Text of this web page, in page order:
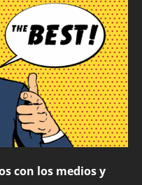
con los medios y